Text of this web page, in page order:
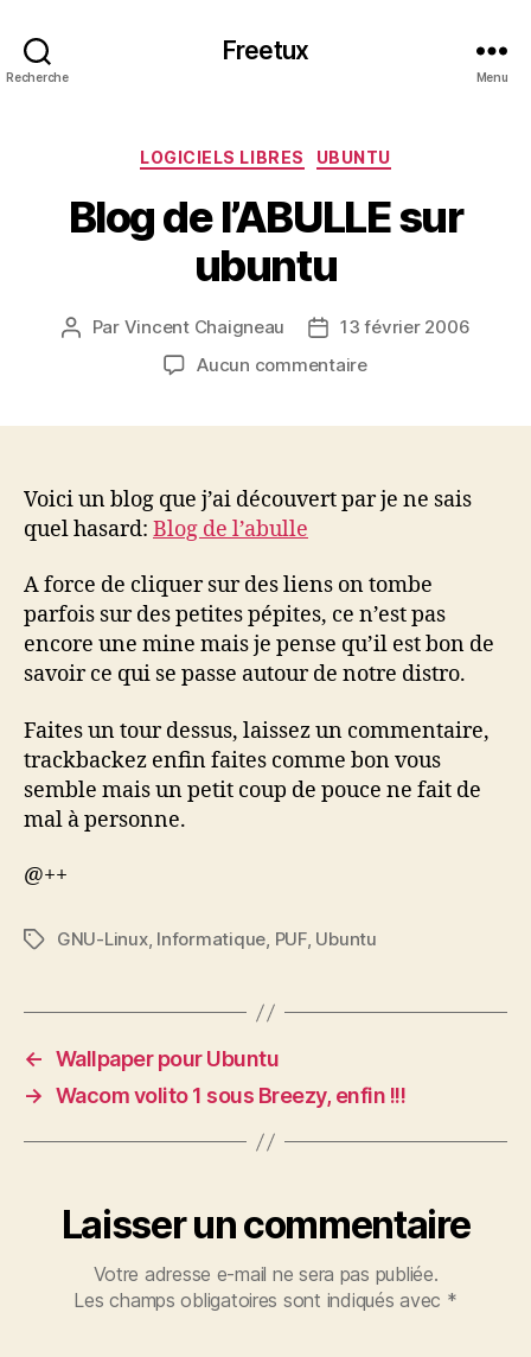
Recherche
Freetux
Menu
Catégories
LOGICIELS LIBRES UBUNTU
Blog de l’ABULLE sur
ubuntu
Auteur
Par Vincent Chaigneau
Date13 février 2006
Aucun commentairesur
ubuntu
Voici un blog que j’ai découvert par je ne sais
quel hasard: Blog de l’abulle
A force de cliquer sur des liens on tombe
parfois sur des petites pépites, ce n’est pas
encore une mine mais je pense qu’il est bon de
savoir ce qui se passe autour de notre distro.
Faites un tour dessus, laissez un commentaire,
trackbackez enfin faites comme bon vous
semble mais un petit coup de pouce ne fait de
mal à personne.
@++
Étiquettes
GNU-Linux, Informatique, PUF, Ubuntu
← Wallpaper pour Ubuntu
→ Wacom volito 1 sous Breezy, enfin !!!
Laisser un commentaire
Votre adresse e-mail ne sera pas publiée.
Les champs obligatoires sont indiqués avec *